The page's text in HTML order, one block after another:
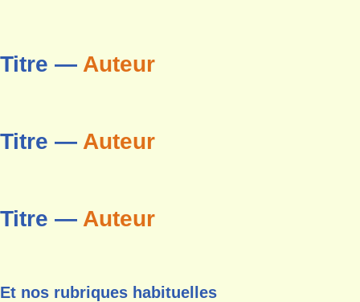
Titre — Auteur
Titre — Auteur
Titre — Auteur
Et nos rubriques habituelles